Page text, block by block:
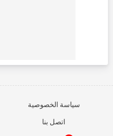
سياسة الخصوصية
اتصل بنا